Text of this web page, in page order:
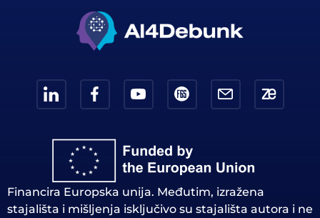
Financira Europska unija. Međutim, izražena
stajališta i mišljenja isključivo su stajališta autora i ne